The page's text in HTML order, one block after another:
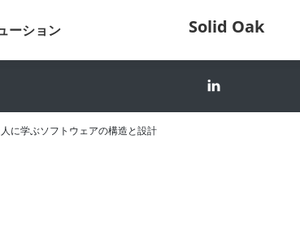
ーション Solid Oak
に学ぶソフトウェアの構造と設計